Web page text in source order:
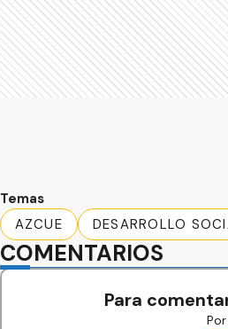
Temas
AZCUE
DESARROLLO
COMENTARIOS
Para